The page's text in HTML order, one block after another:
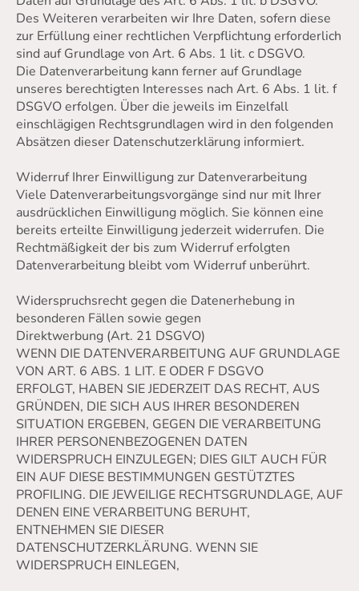
Des Weiteren verarbeiten wir Ihre Daten, sofern diese
zur Erfüllung einer rechtlichen Verpflichtung erforderlich
sind auf Grundlage von Art. 6 Abs. 1 lit. c DSGVO.
Die Datenverarbeitung kann ferner auf Grundlage
unseres berechtigten Interesses nach Art. 6 Abs. 1 lit. f
DSGVO erfolgen. Über die jeweils im Einzelfall
einschlägigen Rechtsgrundlagen wird in den folgenden
Absätzen dieser Datenschutzerklärung informiert.
Widerruf Ihrer Einwilligung zur Datenverarbeitung
Viele Datenverarbeitungsvorgänge sind nur mit Ihrer
ausdrücklichen Einwilligung möglich. Sie können eine
bereits erteilte Einwilligung jederzeit widerrufen. Die
Rechtmäßigkeit der bis zum Widerruf erfolgten
Datenverarbeitung bleibt vom Widerruf unberührt.
Widerspruchsrecht gegen die Datenerhebung in
besonderen Fällen sowie gegen
Direktwerbung (Art. 21 DSGVO)
WENN DIE DATENVERARBEITUNG AUF GRUNDLAGE
VON ART. 6 ABS. 1 LIT. E ODER F DSGVO
ERFOLGT, HABEN SIE JEDERZEIT DAS RECHT, AUS
GRÜNDEN, DIE SICH AUS IHRER BESONDEREN
SITUATION ERGEBEN, GEGEN DIE VERARBEITUNG
IHRER PERSONENBEZOGENEN DATEN
WIDERSPRUCH EINZULEGEN; DIES GILT AUCH FÜR
EIN AUF DIESE BESTIMMUNGEN GESTÜTZTES
PROFILING. DIE JEWEILIGE RECHTSGRUNDLAGE, AUF
DENEN EINE VERARBEITUNG BERUHT,
ENTNEHMEN SIE DIESER
DATENSCHUTZERKLÄRUNG. WENN SIE
WIDERSPRUCH EINLEGEN,